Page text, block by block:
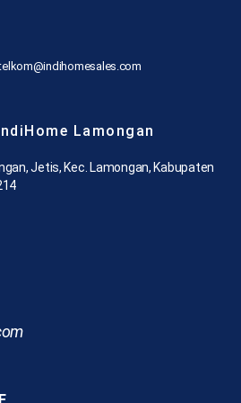
Lamongan
Jetis, Kec. Lamongan, Kabupaten